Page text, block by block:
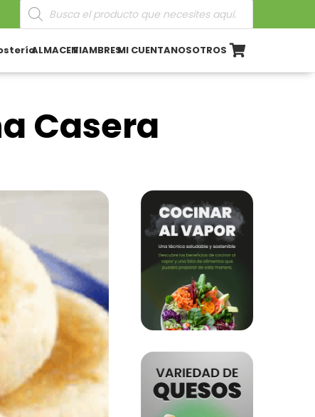
Búsqueda
de
productos
ALMACENFIAMBRESMI CUENTANOSOTROS
Casera